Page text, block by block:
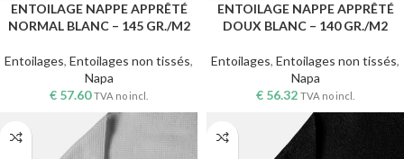
ENTOILAGE NAPPE APPRÊTÉ
NORMAL BLANC – 145 GR./M2
Entoilages, Entoilages non tissés,
Napa
€ 57.60 TVA no incl.
ENTOILAGE NAPPE APPRÊTÉ
DOUX BLANC – 140 GR./M2
Entoilages, Entoilages non tissés,
Napa
€ 56.32 TVA no incl.